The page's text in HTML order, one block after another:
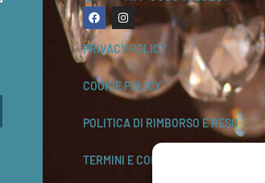
PRIVACY POLICY
COOKIE POLICY
POLITICA DI RIMBORSO E RESO
TERMINI E CONDIZIONI